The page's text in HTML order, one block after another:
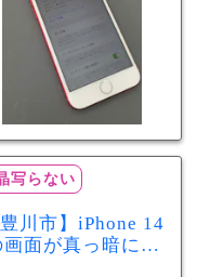
写らない
豊川市】iPhone 14
画面が真っ暗に…